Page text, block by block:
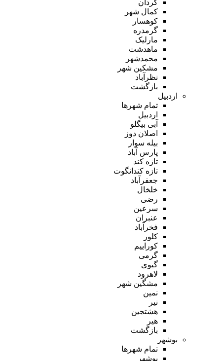
کردان
کمال شهر
کوهسار
گرمدره
مارلیک
ماهدشت
محمدشهر
مشکین شهر
نظرآباد
بازگشت
اردبیل
تمام شهر‌ها
اردبیل
آبی بیگلو
اصلان دوز
بیله سوار
پارس آباد
تازه کند
تازه کندانگوت
جعفرآباد
خلخال
رضی
سرعین
عنبران
فخرآباد
کلور
کوراییم
گرمی
گیوی
لاهرود
مشگین شهر
نمین
نیر
هشتجین
هیر
بازگشت
بوشهر
تمام شهر‌ها
بوشهر